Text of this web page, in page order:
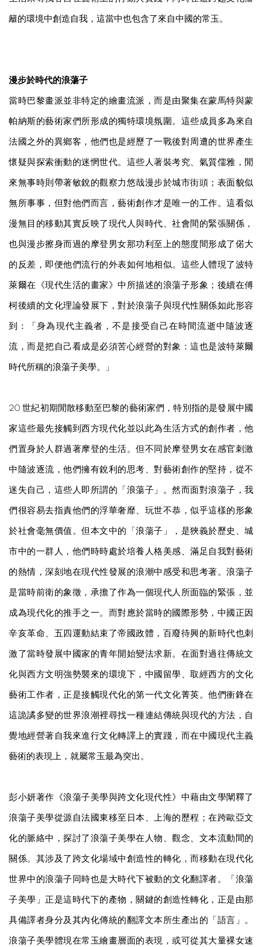
籬的環境中創造自我，這當中也包含了來自中國的常玉。
漫步於時代的浪蕩子
當時巴黎畫派並非特定的繪畫流派，而是由聚集在蒙馬特與蒙
帕納斯的藝術家們所形成的獨特環境氛圍。這些成員多為來自
法國之外的異鄉客，他們也是經歷了一戰後對周遭的世界產生
懷疑與探索衝動的迷惘世代。這些人著裝考究、氣質儒雅，閒
來無事時則帶著敏銳的觀察力悠哉漫步於城市街頭；表面貌似
無所事事，但對他們而言，藝術創作才是唯一的工作。這看似
漫無目的移動其實反映了現代人與時代、社會間的緊張關係，
也與漫步擦身而過的摩登男女那功利至上的態度間形成了偌大
的反差，即便他們流行的外表如何地相似。這些人體現了波特
萊爾在《現代生活的畫家》中所描述的浪蕩子形象；後續在傅
柯後續的文化理論發展下，對於浪蕩子與現代性關係如此形容
到：「身為現代主義者，不是接受自己在時間流逝中隨波逐
流，而是把自己看成是必須苦心經營的對象：這也是波特萊爾
時代所稱的浪蕩子美學。」
20 世紀初期閒散移動至巴黎的藝術家們，特別指的是發展中國
家這些最先接觸到西方現代化並以此為生活方式的創作者，他
們置身於人群過著摩登的生活。但不同於摩登男女在感官刺激
中隨波逐流，他們擁有銳利的思考、對藝術創作的堅持，從不
迷失自己，這些人即所謂的「浪蕩子」。然而面對浪蕩子，我
們很容易去指責他們的浮華奢靡、玩世不恭，似乎這樣的形象
於社會毫無價值。但本文中的「浪蕩子」，是狹義於歷史、城
市中的一群人，他們時時處於培養人格美感、滿足自我對藝術
的熱情，深刻地在現代性發展的浪潮中感受和思考著。浪蕩子
是當時前衛的象徵，承擔了作為一個現代人所面臨的緊張，並
成為現代化的推手之一。而對應於當時的國際形勢，中國正因
辛亥革命、五四運動結束了帝國政體，百廢待興的新時代也刺
激了當時發展中國家的青年開始變法求新。在面對過往傳統文
化與西方文明強勢襲來的環境下，中國留學、取經西方的文化
藝術工作者，正是接觸現代化的第一代文化菁英。他們衝鋒在
這詭譎多變的世界浪潮裡尋找一種連結傳統與現代的方法，自
覺地經營著自我來進行文化轉譯上的實踐，而在中國現代主義
藝術的表現上，就屬常玉最為突出。
彭小妍著作《浪蕩子美學與跨文化現代性》中藉由文學闡釋了
浪蕩子美學從源自法國東移至日本、上海的歷程；在跨歐亞文
化的脈絡中，探討了浪蕩子美學在人物、觀念、文本流動間的
關係。其涉及了跨文化場域中創造性的轉化，而移動在現代化
世界中的浪蕩子同時也是大時代下被動的文化翻譯者。「浪蕩
子美學」正是這時代下的產物，關鍵的創造性轉化，正是由那
具備譯者身分及其內化傳統的翻譯文本所生產出的「語言」。
浪蕩子美學體現在常玉繪畫層面的表現，或可從其大量裸女速